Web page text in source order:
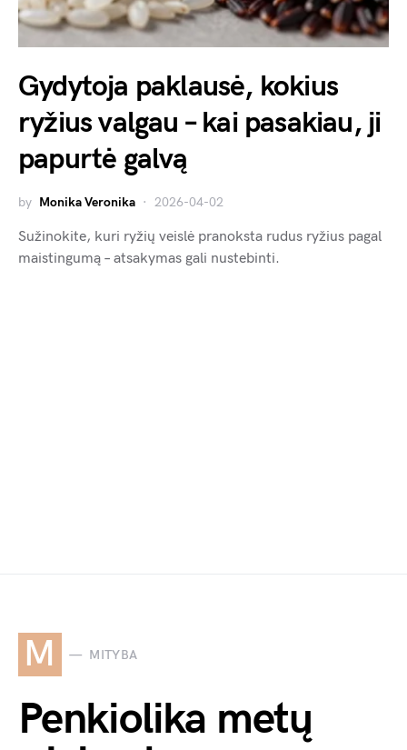
Gydytoja paklausė, kokius
ryžius valgau – kai pasakiau, ji
papurtė galvą
by Monika Veronika 2026-04-02
Sužinokite, kuri ryžių veislė pranoksta rudus ryžius pagal
maistingumą – atsakymas gali nustebinti.
M MITYBA
Penkiolika metų